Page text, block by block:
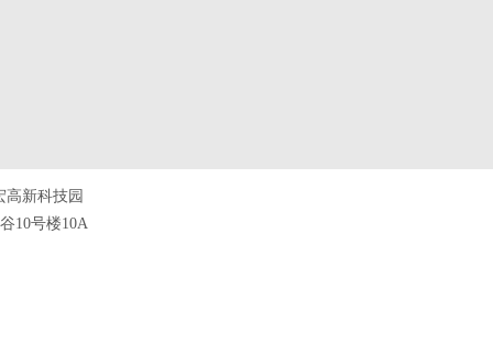
新科技园
10号楼10A